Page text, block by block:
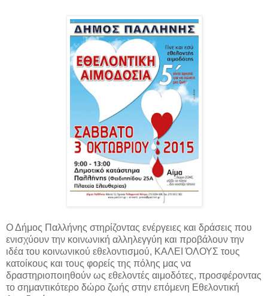
Ο Δήμος Παλλήνης στηρίζοντας ενέργειες και δράσεις που
ενισχύουν την κοινωνική αλληλεγγύη και προβάλουν την
ιδέα του κοινωνικού εθελοντισμού, ΚΑΛΕΙ ΌΛΟΥΣ τους
κατοίκους και τους φορείς της πόλης μας να
δραστηριοποιηθούν ως εθελοντές αιμοδότες, προσφέροντας
το σημαντικότερο δώρο ζωής στην επόμενη Εθελοντική